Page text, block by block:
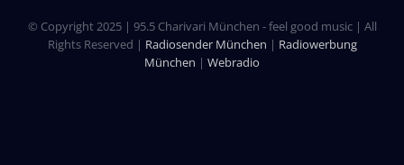
© Copyright 2025 | 95.5 Charivari München - feel good music | All
Rights Reserved | Radiosender München | Radiowerbung
München | Webradio